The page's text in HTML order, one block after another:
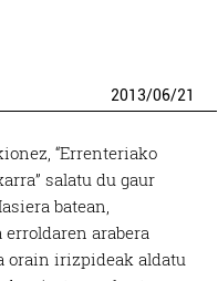
2013/06/21
“Errenteriako
salatu du gaur
batean,
arabera
orain irizpideak aldatu